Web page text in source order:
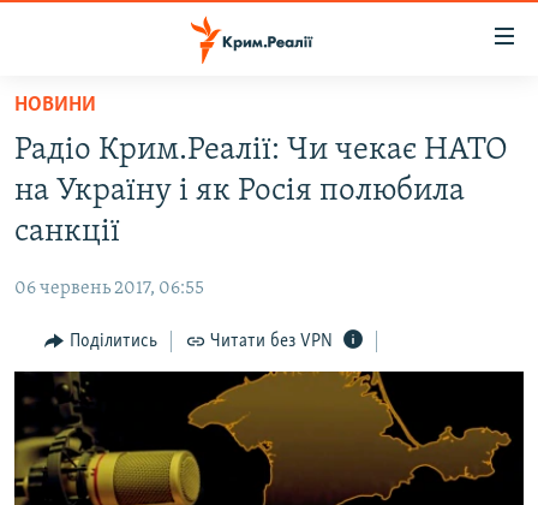
Перейти
основного
матеріалу
до
основної
навігації
Перейти
до
пошуку
ВОДА.КРИМ
ВІДЕО ТА ФОТО
БЛОГИ
ПОГЛЯД
ІНТЕРВ'Ю
ВСЕ ЗА ДЕНЬ
СПЕЦПРОЕКТИ
НОВИНИ
Радіо Крим.Реалії: Чи чекає НАТО
на Україну і як Росія полюбила
санкції
06 червень 2017, 06:55
Поділитись Читати без VPN